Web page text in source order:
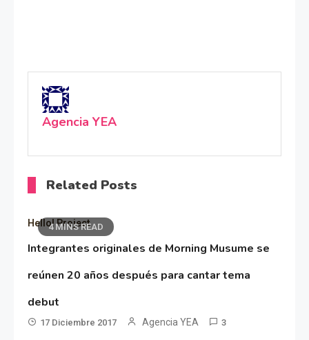
Agencia YEA
Related Posts
4 MINS READ
Hello! Project
Integrantes originales de Morning Musume se
reúnen 20 años después para cantar tema
debut
17 Diciembre 2017 Agencia YEA 3